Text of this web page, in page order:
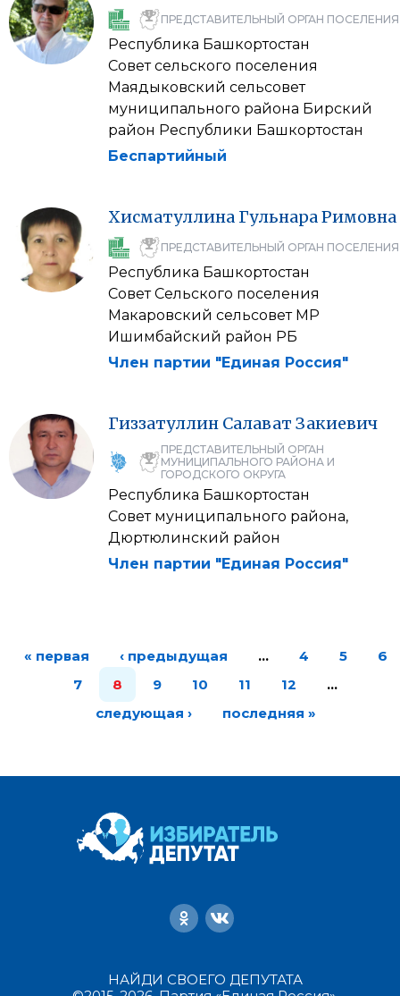
ПРЕДСТАВИТЕЛЬНЫЙ ОРГАН ПОСЕЛЕНИЯ
Республика Башкортостан
Совет сельского поселения
Маядыковский сельсовет
муниципального района Бирский
район Республики Башкортостан
Беспартийный
Хисматуллина ГульнараРимовна
ПРЕДСТАВИТЕЛЬНЫЙ ОРГАН ПОСЕЛЕНИЯ
Республика Башкортостан
Совет Сельского поселения
Макаровский сельсовет МР
Ишимбайский район РБ
Член партии "Единая Россия"
Гиззатуллин Салават Закиевич
ПРЕДСТАВИТЕЛЬНЫЙ ОРГАН
МУНИЦИПАЛЬНОГО РАЙОНА И
ГОРОДСКОГО ОКРУГА
Республика Башкортостан
Совет муниципального района,
Дюртюлинский район
Член партии "Единая Россия"
« первая ‹ предыдущая … 4 5
6
7
8 9 10 11 12
…
следующая ›
последняя »
НАЙДИ СВОЕГО ДЕПУТАТА